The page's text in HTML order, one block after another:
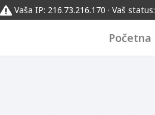
Vaša IP: 216.73.216.170 · Vaš status:
Početna